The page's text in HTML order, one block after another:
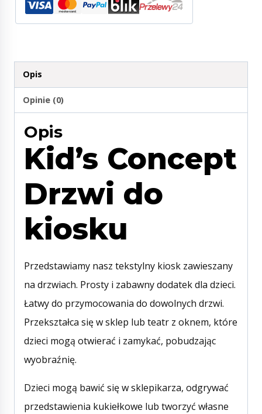
Opis
Opinie (0)
Opis
Kid’s Concept
Drzwi do
kiosku
Przedstawiamy nasz tekstylny kiosk zawieszany
na drzwiach. Prosty i zabawny dodatek dla dzieci.
Łatwy do przymocowania do dowolnych drzwi.
Przekształca się w sklep lub teatr z oknem, które
dzieci mogą otwierać i zamykać, pobudzając
wyobraźnię.
Dzieci mogą bawić się w sklepikarza, odgrywać
przedstawienia kukiełkowe lub tworzyć własne